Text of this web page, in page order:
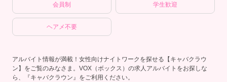
会員制 学生歓迎
ヘアメ不要
アルバイト情報が満載！女性向けナイトワークを探せる【キャバクラウ
ン】をご覧のみなさま。VOX（ボックス）の求人アルバイトをお探しな
ら、『キャバクラウン』をご利用ください。